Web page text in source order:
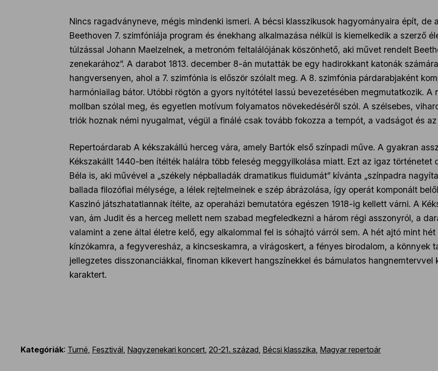
Nincs ragadványneve, mégis mindenki ismeri. A bécsi klasszikusok hagyományaira épít, de
Beethoven 7. szimfóniája program és énekhang alkalmazása nélkül is kiemelkedik a szerző
túlzással Johann Maelzelnek, a metronóm feltalálójának köszönhető, aki művet rendelt
zenekarához”. A darabot 1813. december 8-án mutatták be egy hadirokkant katonák
hangversenyen, ahol a 7. szimfónia is először szólalt meg. A 8. szimfónia párdarabjaként
harmóniailag bátor. Utóbbi rögtön a gyors nyitótétel lassú bevezetésében megmutatkozik.
mollban szólal meg, és egyetlen motívum folyamatos növekedéséről szól. A szélsebes,
triók hoznak némi nyugalmat, végül a finálé csak tovább fokozza a tempót, a vadságot és
Repertoárdarab A kékszakállú herceg vára, amely Bartók első színpadi műve. A gyakran
Kékszakállt 1440-ben ítélték halálra több feleség meggyilkolása miatt. Ezt az igaz történetet
Béla is, aki művével a „székely népballadák dramatikus fluidumát” kívánta „színpadra
ballada filozófiai mélysége, a lélek rejtelmeinek e szép ábrázolása, így operát komponált
Kaszinó játszhatatlannak ítélte, az operaházi bemutatóra egészen 1918-ig kellett várni. A
van, ám Judit és a herceg mellett nem szabad megfeledkezni a három régi asszonyról, a
valamint a zene által életre kelő, egy alkalommal fel is sóhajtó várról sem. A hét ajtó mint
kínzókamra, a fegyveresház, a kincseskamra, a virágoskert, a fényes birodalom, a könnyek
jellegzetes disszonanciákkal, finoman kikevert hangszínekkel és bámulatos
karaktert.
Kategóriák: Turné Fesztivál Nagyzenekari koncert 20-21. század Bécsi klasszika Magyar repertoár